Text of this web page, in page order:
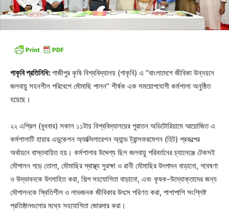
গাকৃবি প্রতিনিধি:গাজীপুর কৃষি বিশ্ববিদ্যালয় (গাকৃবি) এ “বাংলাদেশে জীবিকা উন্নয়নে
জলবায়ু সহনশীল পরিবেশে মৌমাছি পালন” শীর্ষক এক সময়োপযোগী কর্মশালা অনুষ্ঠিত
হয়েছে।
২২ এপ্রিল (বুধবার) সকাল ১১টায় বিশ্ববিদ্যালয়ের পুরাতন অডিটোরিয়ামে আয়োজিত এ
কর্মশালাটি হায়ার এডুকেশন অ্যাক্সিলারেশন অ্যান্ড ট্রান্সফরমেশন (হিট) প্রকল্পের
অর্থায়নে বাস্তবায়িত হয়। কর্মশালার উদ্দেশ্য ছিল জলবায়ু পরিবর্তনের চ্যালেঞ্জে টেকসই
মৌপালন গড়ে তোলা, মৌমাছির স্বাস্থ্য সুরক্ষা ও রানী মৌমাছির উৎপাদন বাড়ানো, গবেষণা
ও উদ্ভাবনকে উৎসাহিত করা, শিল্প সহযোগিতা বাড়ানো, এবং কৃষক-উদ্যোক্তাদের জন্য
মৌপালনকে স্থিতিশীল ও লাভজনক জীবিকার উৎসে পরিণত করা, পাশাপাশি সংশ্লিষ্ট
প্রতিষ্ঠানগুলোর মধ্যে সহযোগিতা জোরদার করা।